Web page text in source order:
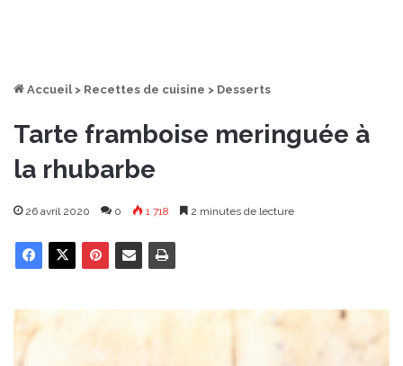
Accueil > Recettes de cuisine > Desserts
Tarte framboise meringuée à
la rhubarbe
26 avril 2020 0 1 718 2 minutes de lecture